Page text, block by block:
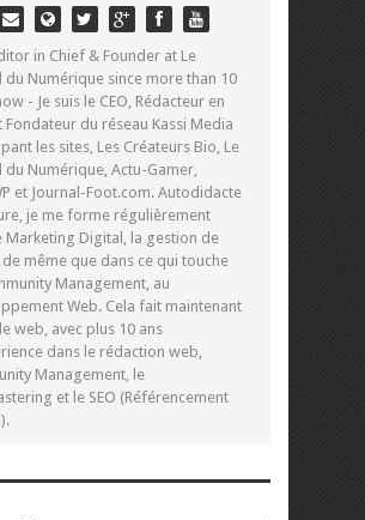
in Chief & Founder at Le
du Numérique since more than 10
- Je suis le CEO, Rédacteur en
Fondateur du réseau Kassi Media
les sites, Les Créateurs Bio, Le
du Numérique, Actu-Gamer,
et Journal-Foot.com. Autodidacte
je me forme régulièrement
Marketing Digital, la gestion de
même que dans ce qui touche
Management, au
Web. Cela fait maintenant
web, avec plus 10 ans
dans le rédaction web,
Management, le
et le SEO (Référencement